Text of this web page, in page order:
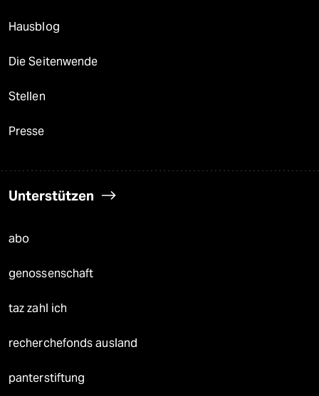
Hausblog
Die Seitenwende
Stellen
Presse
Unterstützen
abo
genossenschaft
taz zahl ich
recherchefonds ausland
panterstiftung